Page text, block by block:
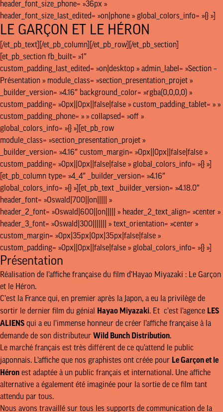
header_font_size_phone= »36px »
header_font_size_last_edited= »on|phone » global_colors_info= »{} »]
LE GARÇON ET LE HÉRON
[/et_pb_text][/et_pb_column][/et_pb_row][/et_pb_section]
[et_pb_section fb_built= »1″
custom_padding_last_edited= »on|desktop » admin_label= »Section –
Présentation » module_class= »section_presentation_projet »
_builder_version= »4.16″ background_color= »rgba(0,0,0,0) »
custom_padding= »0px||0px||false|false » custom_padding_tablet= » »
custom_padding_phone= » » collapsed= »off »
global_colors_info= »{} »][et_pb_row
module_class= »section_presentation_projet »
_builder_version= »4.16″ custom_margin= »0px||0px||false|false »
custom_padding= »0px||0px||false|false » global_colors_info= »{} »]
[et_pb_column type= »4_4″ _builder_version= »4.16″
global_colors_info= »{} »][et_pb_text _builder_version= »4.18.0″
header_font= »Oswald|700||on||||| »
header_2_font= »Oswald|600||on||||| » header_2_text_align= »center »
header_3_font= »Oswald|300||||||| » text_orientation= »center »
custom_margin= »0px|35px|0px|35px|false|false »
custom_padding= »0px||0px||false|false » global_colors_info= »{} »]
Présentation
Réalisation de l’affiche française du film d’Hayao Miyazaki : Le Garçon
et le Héron.
C’est la France qui, en premier après la Japon, a eu la privilège de
sortir le dernier film du génial Hayao Miyazaki. Et c’est l’agence LES
ALIENS qui a eu l’immense honneur de créer l’affiche française à la
demande de son distributeur Wild Bunch Distribution.
Le marché français est très différent de ce qu’attend le public
japonnais. L’affiche que nos graphistes ont créée pour Le Garçon et le
Héron est adaptée à un public français et international. Une affiche
alternative a également été imaginée pour la sortie de ce film tant
attendu par tous.
Nous avons travaillé sur tous les supports de communication de la